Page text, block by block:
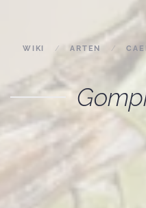
WIKI ARTEN